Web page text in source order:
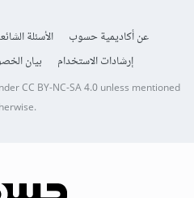
عن أكاديمية حسوب الأسئلة
إرشادات الاستخدام
بيان
CC BY-NC-SA 4.0unless mentioned